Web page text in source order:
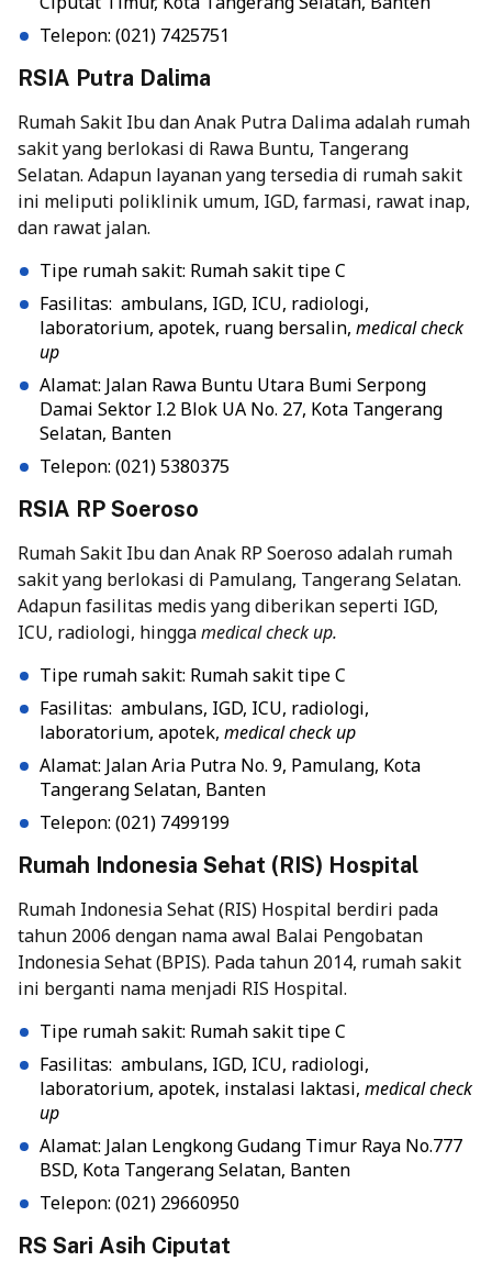
Telepon: (021) 7425751
RSIA Putra Dalima
Rumah Sakit Ibu dan Anak Putra Dalima adalah rumah
sakit yang berlokasi di Rawa Buntu, Tangerang
Selatan. Adapun layanan yang tersedia di rumah sakit
ini meliputi poliklinik umum, IGD, farmasi, rawat inap,
dan rawat jalan.
Tipe rumah sakit: Rumah sakit tipe C
Fasilitas: ambulans, IGD, ICU, radiologi,
laboratorium, apotek, ruang bersalin, medical check
up
Alamat: Jalan Rawa Buntu Utara Bumi Serpong
Damai Sektor I.2 Blok UA No. 27, Kota Tangerang
Selatan, Banten
Telepon: (021) 5380375
RSIA RP Soeroso
Rumah Sakit Ibu dan Anak RP Soeroso adalah rumah
sakit yang berlokasi di Pamulang, Tangerang Selatan.
Adapun fasilitas medis yang diberikan seperti IGD,
ICU, radiologi, hinggamedical check up.
Tipe rumah sakit: Rumah sakit tipe C
Fasilitas: ambulans, IGD, ICU, radiologi,
laboratorium, apotek, medical check up
Alamat: Jalan Aria Putra No. 9, Pamulang, Kota
Tangerang Selatan, Banten
Telepon: (021) 7499199
Rumah Indonesia Sehat (RIS) Hospital
Rumah Indonesia Sehat (RIS) Hospital berdiri pada
tahun 2006 dengan nama awal Balai Pengobatan
Indonesia Sehat (BPIS). Pada tahun 2014, rumah sakit
ini berganti nama menjadi RIS Hospital.
Tipe rumah sakit: Rumah sakit tipe C
Fasilitas: ambulans, IGD, ICU, radiologi,
laboratorium, apotek, instalasi laktasi, medical check
up
Alamat: Jalan Lengkong Gudang Timur Raya No.777
BSD, Kota Tangerang Selatan, Banten
Telepon: (021) 29660950
RS Sari Asih Ciputat